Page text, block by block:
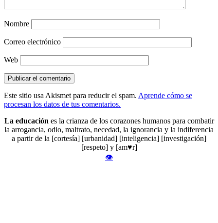
Nombre
Correo electrónico
Web
Este sitio usa Akismet para reducir el spam. Aprende cómo se
procesan los datos de tus comentarios.
La educaciónes la crianza de los corazones humanos para combatir
la arrogancia, odio, maltrato, necedad, la ignorancia y la indiferencia
a partir de la [cortesía] [urbanidad] [inteligencia] [investigación]
[respeto] y [am♥r]
👁